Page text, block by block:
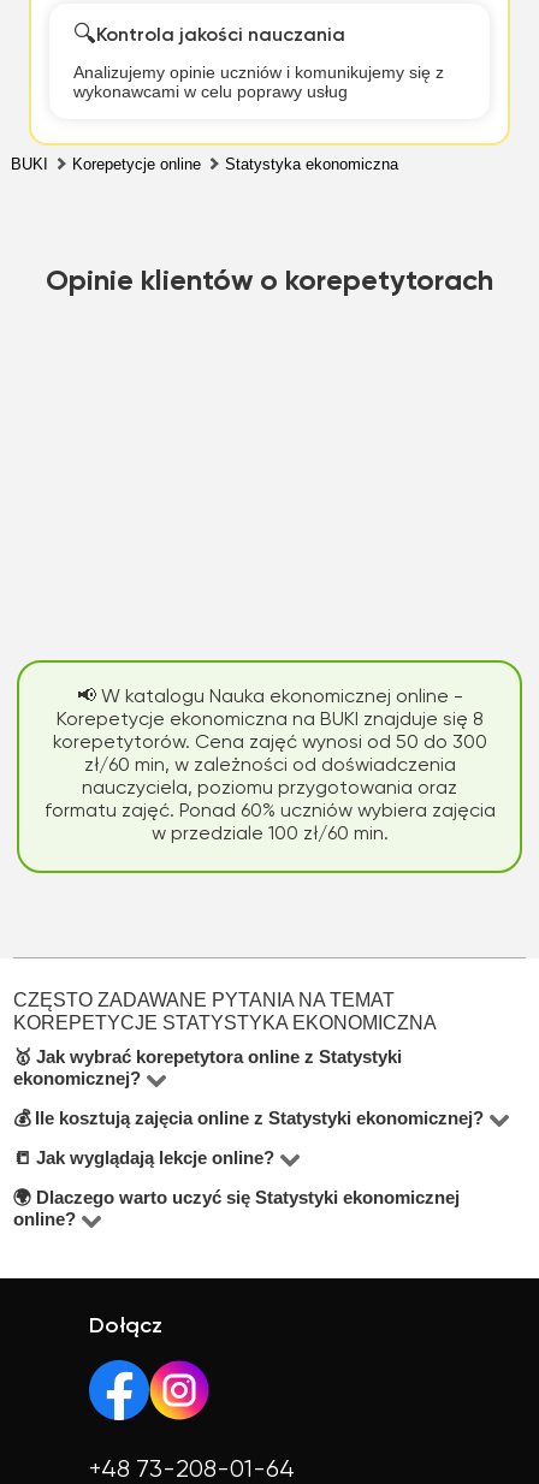
🔍Kontrola jakości nauczania
Analizujemy opinie uczniów i komunikujemy się z
wykonawcami w celu poprawy usług
BUKI Korepetycje online Statystyka ekonomiczna
Opinie klientów o korepetytorach
📢 W katalogu Nauka ekonomicznej online -
Korepetycje ekonomiczna na BUKI znajduje się 8
korepetytorów. Cena zajęć wynosi od 50 do 300
zł/60 min, w zależności od doświadczenia
nauczyciela, poziomu przygotowania oraz
formatu zajęć. Ponad 60% uczniów wybiera zajęcia
w przedziale 100 zł/60 min.
CZĘSTO ZADAWANE PYTANIA NA TEMAT
KOREPETYCJE STATYSTYKA EKONOMICZNA
🥇 Jak wybrać korepetytora online z Statystyki
ekonomicznej?
W kategorie Statystyka ekonomiczna online znajdziesz 8
korepetytorów. Podczas wyboru zwróć uwagę na stawkę
godzinową, opinie uczniów, doświadczenie oraz
informacje o wykształceniu. Warto również poszukać
💰 Ile kosztują zajęcia online z Statystyki ekonomicznej?
Ceny za lekcje online w tej kategorii zaczynają się od 50
zł, a średnia wynosi około 80 zł za godzinę.
📒 Jak wyglądają lekcje online?
Zajęcia odbywają się głównie przez Zoom lub Google
Meet. Nauczyciele zapewniają materiały oraz
🌍 Dlaczego warto uczyć się Statystyki ekonomicznej
online?
rozwiązanie, jeśli w Twojej okolicy trudno o dobrego
nauczyciela.
Dołącz
+48 73-208-01-64